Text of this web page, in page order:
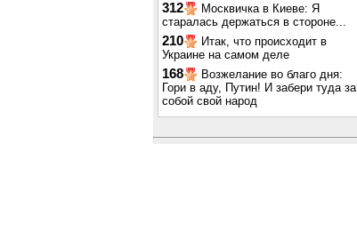
312
Москвичка в Киеве: Я
старалась держаться в стороне...
210
Итак, что происходит в
Украине на самом деле
168
Возжелание во благо дня:
Гори в аду, Путин! И забери туда за
собой свой народ